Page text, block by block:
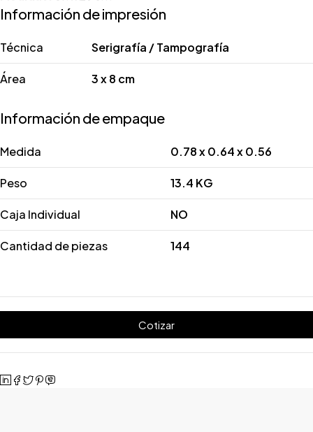
Información de impresión
Técnica Serigrafía / Tampografía
Área 3 x 8 cm
Información de empaque
Medida 0.78 x 0.64 x 0.56
Peso 13.4 KG
Caja Individual NO
Cantidad de piezas 144
Cotizar